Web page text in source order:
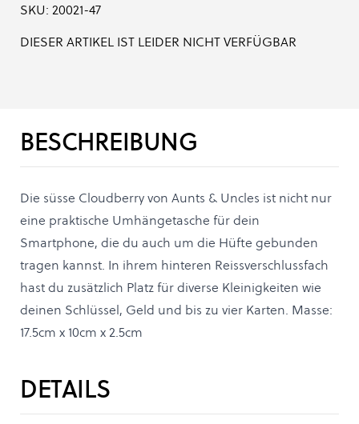
SKU: 20021-47
DIESER ARTIKEL IST LEIDER NICHT VERFÜGBAR
BESCHREIBUNG
Die süsse Cloudberry von Aunts & Uncles ist nicht nur
eine praktische Umhängetasche für dein
Smartphone, die du auch um die Hüfte gebunden
tragen kannst. In ihrem hinteren Reissverschlussfach
hast du zusätzlich Platz für diverse Kleinigkeiten wie
deinen Schlüssel, Geld und bis zu vier Karten. Masse:
17.5cm x 10cm x 2.5cm
DETAILS